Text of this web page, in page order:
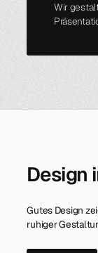
Wir
Design
Gutes Design
ruhiger